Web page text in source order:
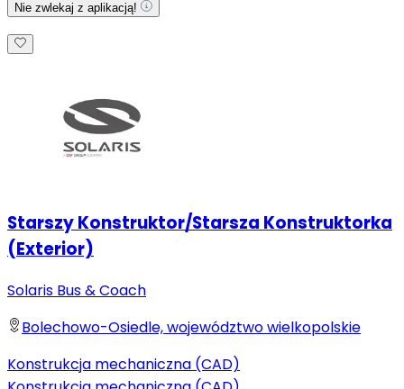
Nie zwlekaj z aplikacją!
Starszy Konstruktor/Starsza Konstruktorka
(Exterior)
Solaris Bus & Coach
Bolechowo-Osiedle, województwo wielkopolskie
Konstrukcja mechaniczna (CAD)